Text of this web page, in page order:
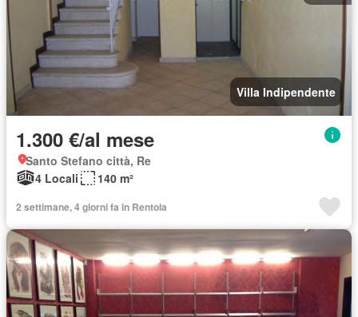
Villa Indipendente
1.300 €/al mese
Santo Stefano città, Re
4 Locali
140 m²
2 settimane, 4 giorni fa in Rentola